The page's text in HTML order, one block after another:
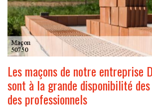
Les maçons de notre entreprise
sont à la grande disponibilité
des professionnels